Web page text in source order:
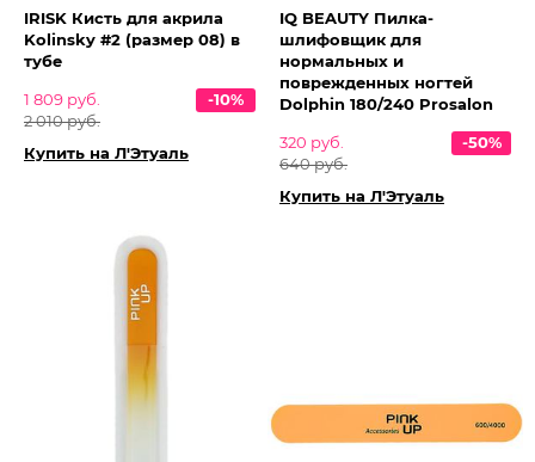
IRISK Кисть для акрила
Kolinsky #2 (размер 08) в
тубе
1 809 руб.
2 010 руб.
-10%
Купить на Л'Этуаль
IQ BEAUTY Пилка-
шлифовщик для
нормальных и
поврежденных ногтей
Dolphin 180/240 Prosalon
320 руб.
640 руб.
-50%
Купить на Л'Этуаль